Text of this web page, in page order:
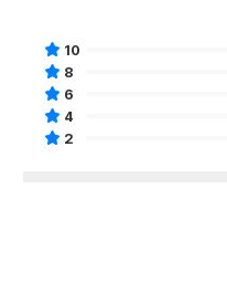
10
8
6
4
2